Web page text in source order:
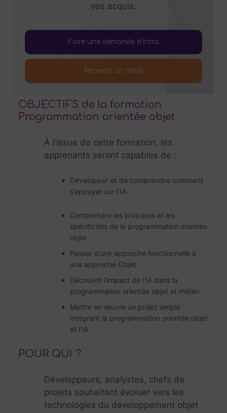
vos acquis.
Faire une demande d’intra
Recevoir un devis
OBJECTIFS de la formation
Programmation orientée objet
À l’issue de cette formation, les
apprenants seront capables de :
Développer et de comprendre comment
s’appuyer sur l’IA.
Comprendre les principes et les
spécificités de la programmation orientée
objet
Passer d’une approche fonctionnelle à
une approche Objet
Découvrir l’impact de l’IA dans la
programmation orientée objet et métier
Mettre en œuvre un projet simple
intégrant la programmation orientée objet
et l’IA
POUR QUI ?
Développeurs, analystes, chefs de
projets souhaitant évoluer vers les
technologies du développement objet